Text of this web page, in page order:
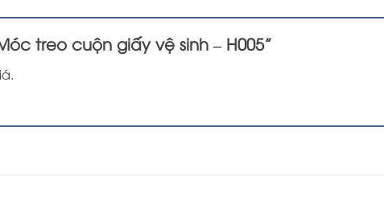
treo cuộn giấy vệ sinh – H005”